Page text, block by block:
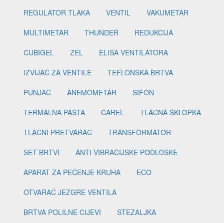
REGULATOR TLAKA
VENTIL
VAKUMETAR
MULTIMETAR
THUNDER
REDUKCIJA
CUBIGEL
ZEL
ELISA VENTILATORA
IZVIJAČ ZA VENTILE
TEFLONSKA BRTVA
PUNJAČ
ANEMOMETAR
SIFON
TERMALNA PASTA
CAREL
TLAČNA SKLOPKA
TLAČNI PRETVARAČ
TRANSFORMATOR
SET BRTVI
ANTI VIBRACIJSKE PODLOŠKE
APARAT ZA PEČENJE KRUHA
ECO
OTVARAČ JEZGRE VENTILA
BRTVA POLILNE CIJEVI
STEZALJKA